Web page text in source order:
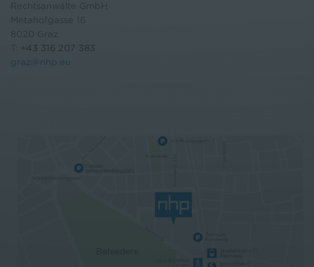
Rechtsanwälte GmbH
Metahofgasse 16
8020 Graz
+43 316 207 383
graz@nhp.eu